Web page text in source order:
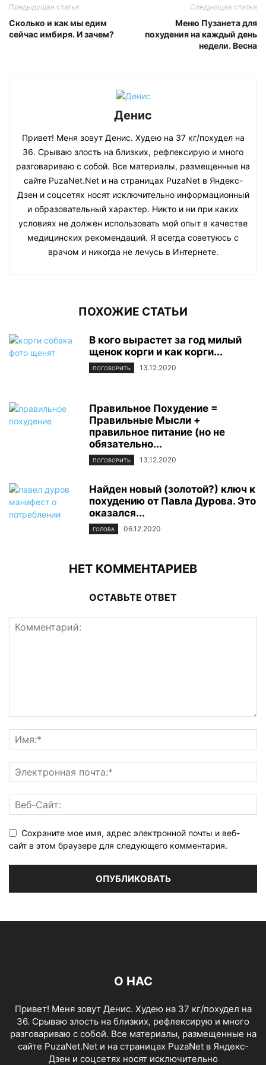
Предыдущая статья
Сколько и как мы едим
сейчас имбиря. И зачем?
Следующая статья
Меню Пузанета для
похудения на каждый день
недели. Весна
Денис
Привет! Меня зовут Денис. Худею на 37 кг/похудел на
36. Срываю злость на близких, рефлексирую и много
разговариваю с собой. Все материалы, размещенные на
сайте PuzaNet.Net и на страницах PuzaNet в Яндекс-
Дзен и соцсетях носят исключительно информационный
и образовательный характер. Никто и ни при каких
условиях не должен использовать мой опыт в качестве
медицинских рекомендаций. Я всегда советуюсь с
врачом и никогда не лечусь в Интернете.
ПОХОЖИЕ СТАТЬИ
В кого вырастет за год милый
щенок корги и как корги...
ПОГОВОРИТЬ 13.12.2020
Правильное Похудение =
Правильные Мысли +
правильное питание (но не
обязательно...
ПОГОВОРИТЬ 13.12.2020
Найден новый (золотой?) ключ к
похудению от Павла Дурова. Это
оказался...
ГОЛОВА 06.12.2020
НЕТ КОММЕНТАРИЕВ
ОСТАВЬТЕ ОТВЕТ
Сохраните мое имя, адрес электронной почты и веб-
сайт в этом браузере для следующего комментария.
О НАС
Привет! Меня зовут Денис. Худею на 37 кг/похудел на
36. Срываю злость на близких, рефлексирую и много
разговариваю с собой. Все материалы, размещенные на
сайте PuzaNet.Net и на страницах PuzaNet в Яндекс-
Дзен и соцсетях носят исключительно